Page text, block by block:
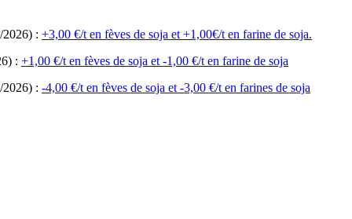
: +3,00 €/t en fèves de soja et +1,00€/t en farine de soja.
: +1,00 €/t en fèves de soja et -1,00 €/t en farine de soja
: -4,00 €/t en fèves de soja et -3,00 €/t en farines de soja